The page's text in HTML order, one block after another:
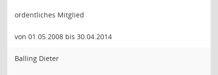
ordentliches Mitglied
von 01.05.2008 bis 30.04.2014
Balling Dieter